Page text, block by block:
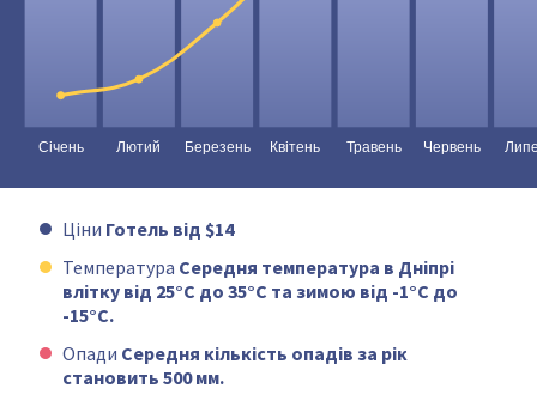
Ціни Готель від $14
Температура Середня температура в Дніпрі
влітку від 25°C до 35°C та зимою від -1°C до
-15°C.
Опади Середня кількість опадів за рік
становить 500 мм.